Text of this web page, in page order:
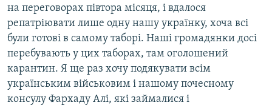
на переговорах півтора місяця, і вдалося
репатріювати лише одну нашу українку, хоча всі
були готові в самому таборі. Наші громадянки досі
перебувають у цих таборах, там оголошений
карантин. Я ще раз хочу подякувати всім
українським військовим і нашому почесному
консулу Фархаду Алі, які займалися і